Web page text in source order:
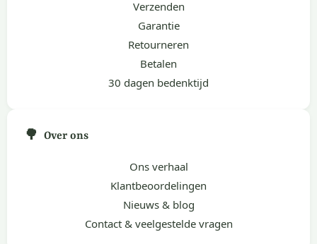
Verzenden
Garantie
Retourneren
Betalen
30 dagen bedenktijd
🌳 Over ons
Ons verhaal
Klantbeoordelingen
Nieuws & blog
Contact & veelgestelde vragen